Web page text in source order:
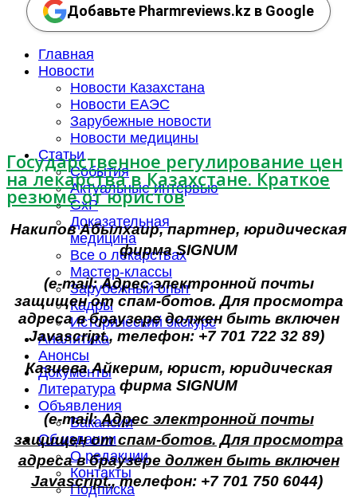
Добавьте Pharmreviews.kz в Google
Главная
Новости
Новости Казахстана
Новости ЕАЭС
Зарубежные новости
Новости медицины
Статьи
События
Актуальные интервью
GxP
Доказательная
медицина
Все о лекарствах
Мастер-классы
Зарубежный опыт
Кадры
Исторический экскурс
Аналитика
Анонсы
Документы
Литература
Объявления
Вакансии
Об издании
О редакции
Контакты
Подписка
Государственное регулирование цен
на лекарства в Казахстане. Краткое
резюме от юристов
Накипов Абылхаир, партнер, юридическая
фирма SIGNUM
(e-mail:Адрес электронной почты
защищен от спам-ботов. Для просмотра
адреса в браузере должен быть включен
Javascript., телефон: +7 701 722 32 89)
Казиева Айкерим, юрист, юридическая
фирма SIGNUM
(е-mail:Адрес электронной почты
защищен от спам-ботов. Для просмотра
адреса в браузере должен быть включен
Javascript.,телефон: +7 701 750 6044)